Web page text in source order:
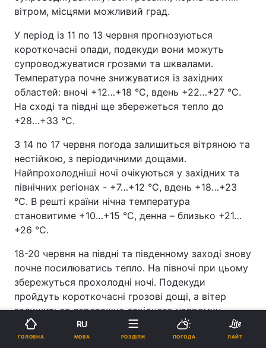
вітром, місцями можливий град.
У період із 11 по 13 червня прогнозуються
короткочасні опади, подекуди вони можуть
супроводжуватися грозами та шквалами.
Температура почне знижуватися із західних
областей: вночі +12…+18 °C, вдень +22…+27 °C.
На сході та півдні ще збережеться тепло до
+28…+33 °C.
З 14 по 17 червня погода залишиться вітряною та
нестійкою, з періодичними дощами.
Найпрохолодніші ночі очікуються у західних та
північних регіонах - +7…+12 °C, вдень +18…+23
°C. В решті країни нічна температура
становитиме +10…+15 °C, денна – близько +21…
+26 °C.
18-20 червня на півдні та південному заході знову
почне посилюватись тепло. На півночі при цьому
збережуться прохолодні ночі. Подекуди
пройдуть короткочасні грозові дощі, а вітер
залишиться переважно західного напрямку,
посилюючись під час гроз. Вночі очікується
+12...+17°C, удень +23...+28°C, а на півдні та
ГОЛОВНА
RU
МОВА РОЗДІЛИ ПОГОДА ЛАЙТ